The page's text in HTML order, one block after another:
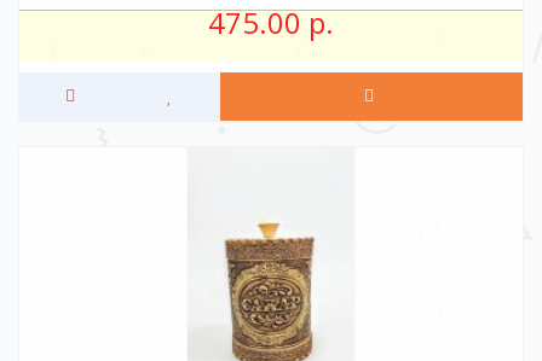
475.00 р.